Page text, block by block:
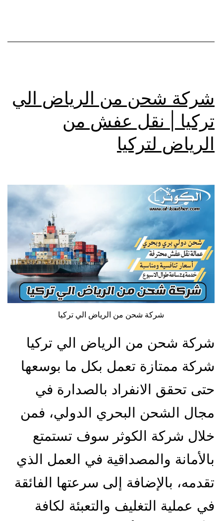
عفش
لتركيا
شركة شحن من الرياض الي
تركيا | نقل عفش من
الرياض لتركيا
شركة شحن من الرياض الي تركيا
شركة شحن من الرياض الي تركيا
شركة ممتازة تعمل بكل ما بوسعها
حتى تحقق الانفراد بالصدارة في
مجال الشحن البحري الدولي، فمن
خلال شركة الكوثر سوف تستمتع
بالأمانة والمصداقية في العمل الذي
تقدمه، بالإضافة إلى سرعتها الفائقة
في عملية التغليف والتعبئة لكافة